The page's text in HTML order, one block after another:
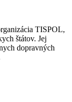
TISPOL,
štátov. Jej
dopravných